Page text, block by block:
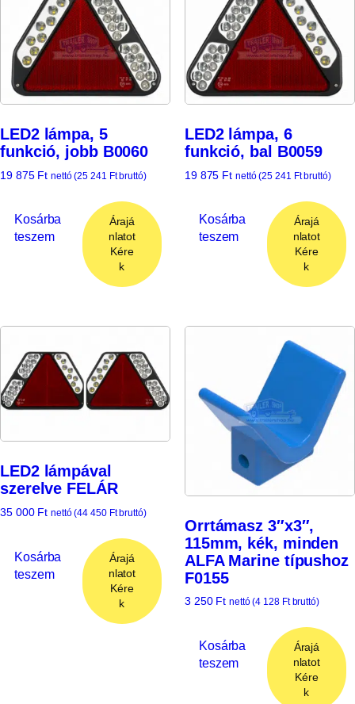
LED2 lámpa, 5
funkció, jobb B0060
19 875 Ft nettó (25 241 Ftbruttó)
Kosárba
teszem
Árajá
nlatot
Kére
k
LED2 lámpa, 6
funkció, bal B0059
19 875 Ft nettó (25 241 Ftbruttó)
Kosárba
teszem
Árajá
nlatot
Kére
k
LED2 lámpával
szerelve FELÁR
35 000 Ft nettó (44 450 Ftbruttó)
Kosárba
teszem
Árajá
nlatot
Kére
k
Orrtámasz 3″x3″,
115mm, kék, minden
ALFA Marine típushoz
F0155
3 250 Ft nettó (4 128 Ftbruttó)
Kosárba
teszem
Árajá
nlatot
Kére
k